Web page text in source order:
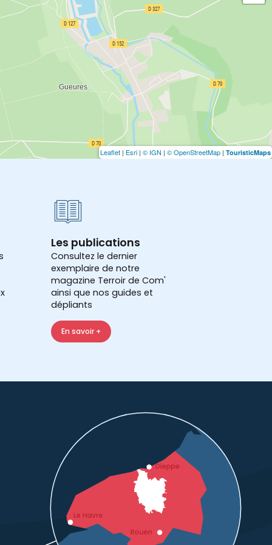
Leaflet | Esri | © IGN | © OpenStreetMap | TouristicMaps
Les publications
Consultez le dernier
exemplaire de notre
magazine Terroir de Com'
ainsi que nos guides et
dépliants
En savoir +